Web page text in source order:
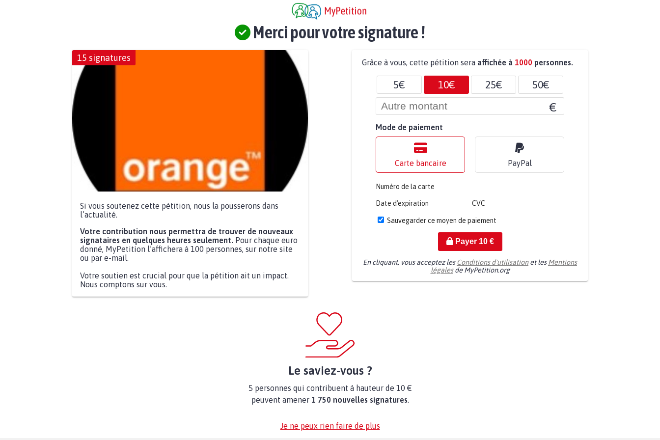
Merci pour votre signature !
15 signatures
Si vous soutenez cette pétition, nous la pousserons dans
l’actualité.
Votre contribution nous permettra de trouver de nouveaux
signataires en quelques heures seulement. Pour chaque euro
donné, MyPetition l’affichera à 100 personnes, sur notre site
ou par e-mail.
Votre soutien est crucial pour que la pétition ait un impact.
Nous comptons sur vous.
Grâce à vous, cette pétition sera affichée à 1000 personnes.
5€ 10€ 25€ 50€
€
Mode de paiement
Carte bancaire PayPal
Numéro de la carte
Date d'expiration CVC
Sauvegarder ce moyen de paiement
Payer 10€
En cliquant, vous acceptez les Conditions d'utilisationet lesMentions
légalesde MyPetition.org
Le saviez-vous ?
5 personnes qui contribuent à hauteur de 10 €
peuvent amener 1 750 nouvelles signatures.
Je ne peux rien faire de plus